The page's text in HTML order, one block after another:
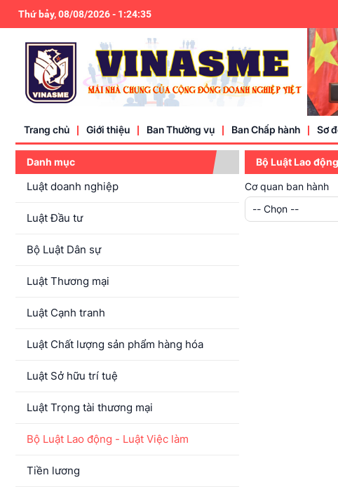
Thứ bảy, 08/08/2026- 1:24:36
Trang chủ Giới thiệu
Điều lệ
Ban Thường vụ Ban Chấp hành Sơ
Danh mục
Luật doanh nghiệp
Luật Đầu tư
Bộ Luật Dân sự
Luật Thương mại
Luật Cạnh tranh
Luật Chất lượng sản phẩm hàng hóa
Luật Sở hữu trí tuệ
Luật Trọng tài thương mại
Bộ Luật Lao động - Luật Việc làm
Tiền lương
Bộ Luật Lao
Cơ quan ban hành
-- Chọn --